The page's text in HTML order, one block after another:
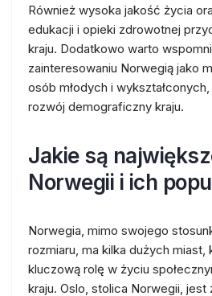
Również wysoka jakość życia
edukacji i opieki zdrowotnej
kraju. Dodatkowo warto
zainteresowaniu Norwegią jako
osób młodych i
rozwój demograficzny kraju.
Jakie są
Norwegii i ich
Norwegia, mimo swojego
rozmiaru, ma kilka dużych miast,
kluczową rolę w życiu
kraju. Oslo, stolica Norwegii, jest